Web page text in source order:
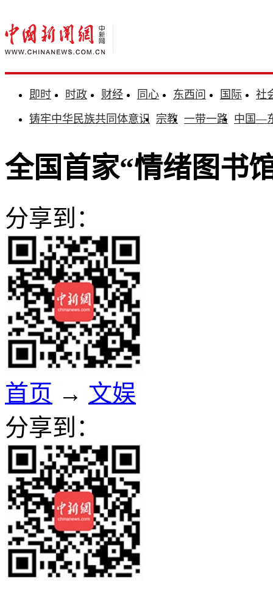
即时 时政 财经 同心 东西问 国际
社
铸牢中华民族共同体意识 宗教 一带一路 中国—
全国首家“情绪图书
分享到：
首页 → 文娱
分享到：